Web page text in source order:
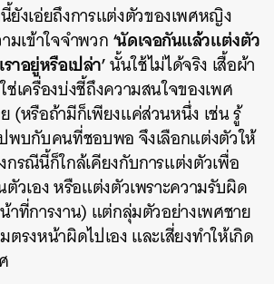
ยังเอ่ยถึงการแต่งตัวของเพศหญิง
มเข้าใจจำพวก‘นัดเจอกันแล้วแต่งตัว
าอยู่หรือเปล่า’นั้นใช้ไม่ได้จริง เสื้อผ้า
เครื่องบ่งชี้ถึงความสนใจของเพศ
(หรือถ้ามีก็เพียงแค่ส่วนหนึ่ง เช่น รู้
พบกับคนที่ชอบพอ จึงเลือกแต่งตัวให้
รณีนี้ก็ใกล้เคียงกับการแต่งตัวเพื่อ
วเอง หรือแต่งตัวเพราะความรับผิด
าที่การงาน) แต่กลุ่มตัวอย่างเพศชาย
รงหน้าผิดไปเอง และเสี่ยงทำให้เกิด